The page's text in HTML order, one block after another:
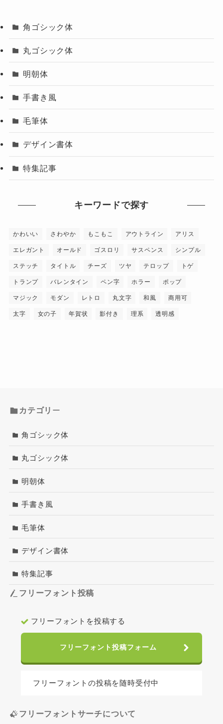
角ゴシック体
丸ゴシック体
明朝体
手書き風
毛筆体
デザイン書体
特集記事
キーワードで探す
かわいい さわやか もこもこ アウトライン アリス
エレガント オールド ゴスロリ サスペンス シンプル
ステッチ タイトル チーズ ツヤ テロップ トゲ
トランプ バレンタイン ペン字 ホラー ポップ
マジック モダン レトロ 丸文字 和風 商用可
太字 女の子 年賀状 影付き 理系 透明感
カテゴリ ー
角ゴシック体
丸ゴシック体
明朝体
手書き風
毛筆体
デザイン書体
特集記事
フリーフォント投稿
フリーフォントを投稿する
フリーフォント投稿フォーム
フリーフォントの投稿を随時受付中
フリーフォントサーチについて